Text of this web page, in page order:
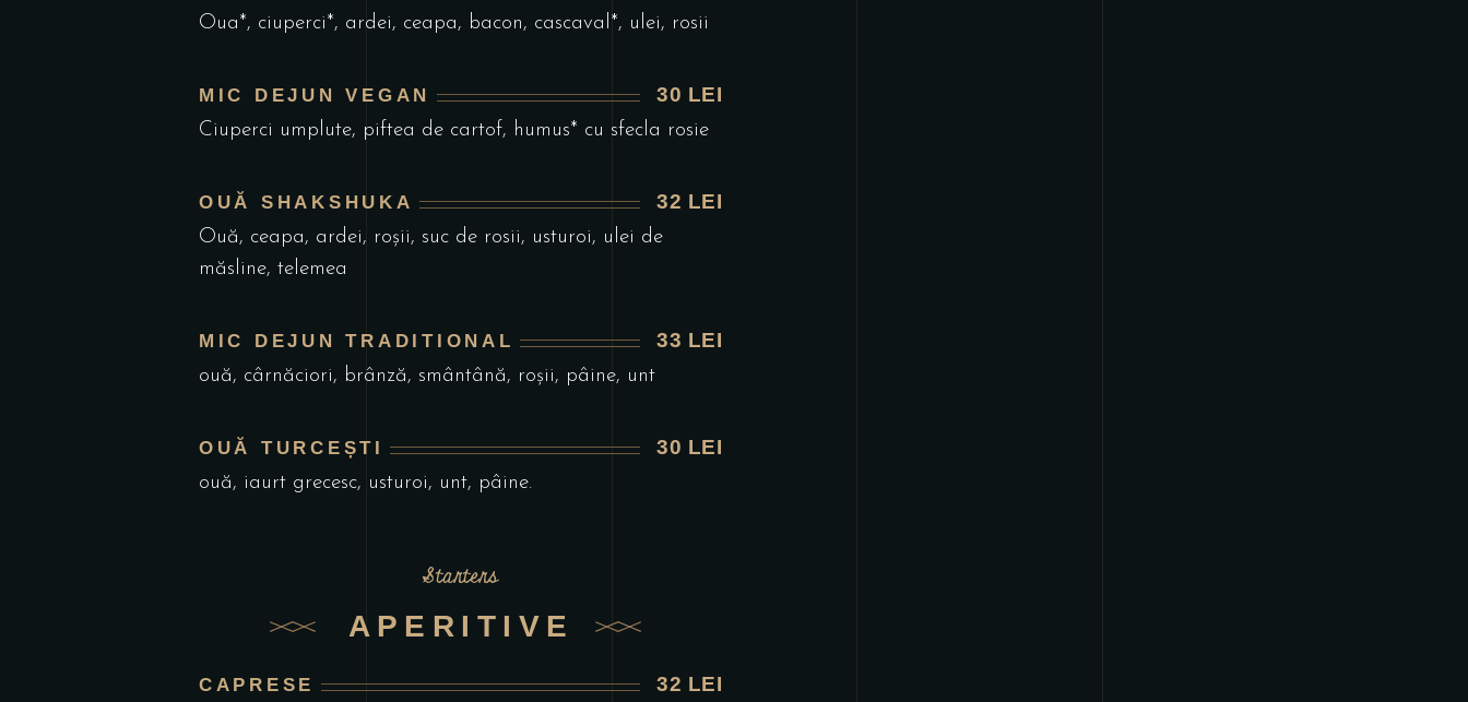
Oua*, ciuperci*, ardei, ceapa, bacon, cascaval*, ulei, rosii
MIC DEJUN VEGAN 30 LEI
Ciuperci umplute, piftea de cartof, humus* cu sfecla rosie
OUĂ SHAKSHUKA 32 LEI
Ouă, ceapa, ardei, roșii, suc de rosii, usturoi, ulei de
măsline, telemea
MIC DEJUN TRADITIONAL 33 LEI
ouă, cârnăciori, brânză, smântână, roșii, pâine, unt
OUĂ TURCEȘTI 30 LEI
ouă, iaurt grecesc, usturoi, unt, pâine.
Starters
APERITIVE
CAPRESE 32 LEI